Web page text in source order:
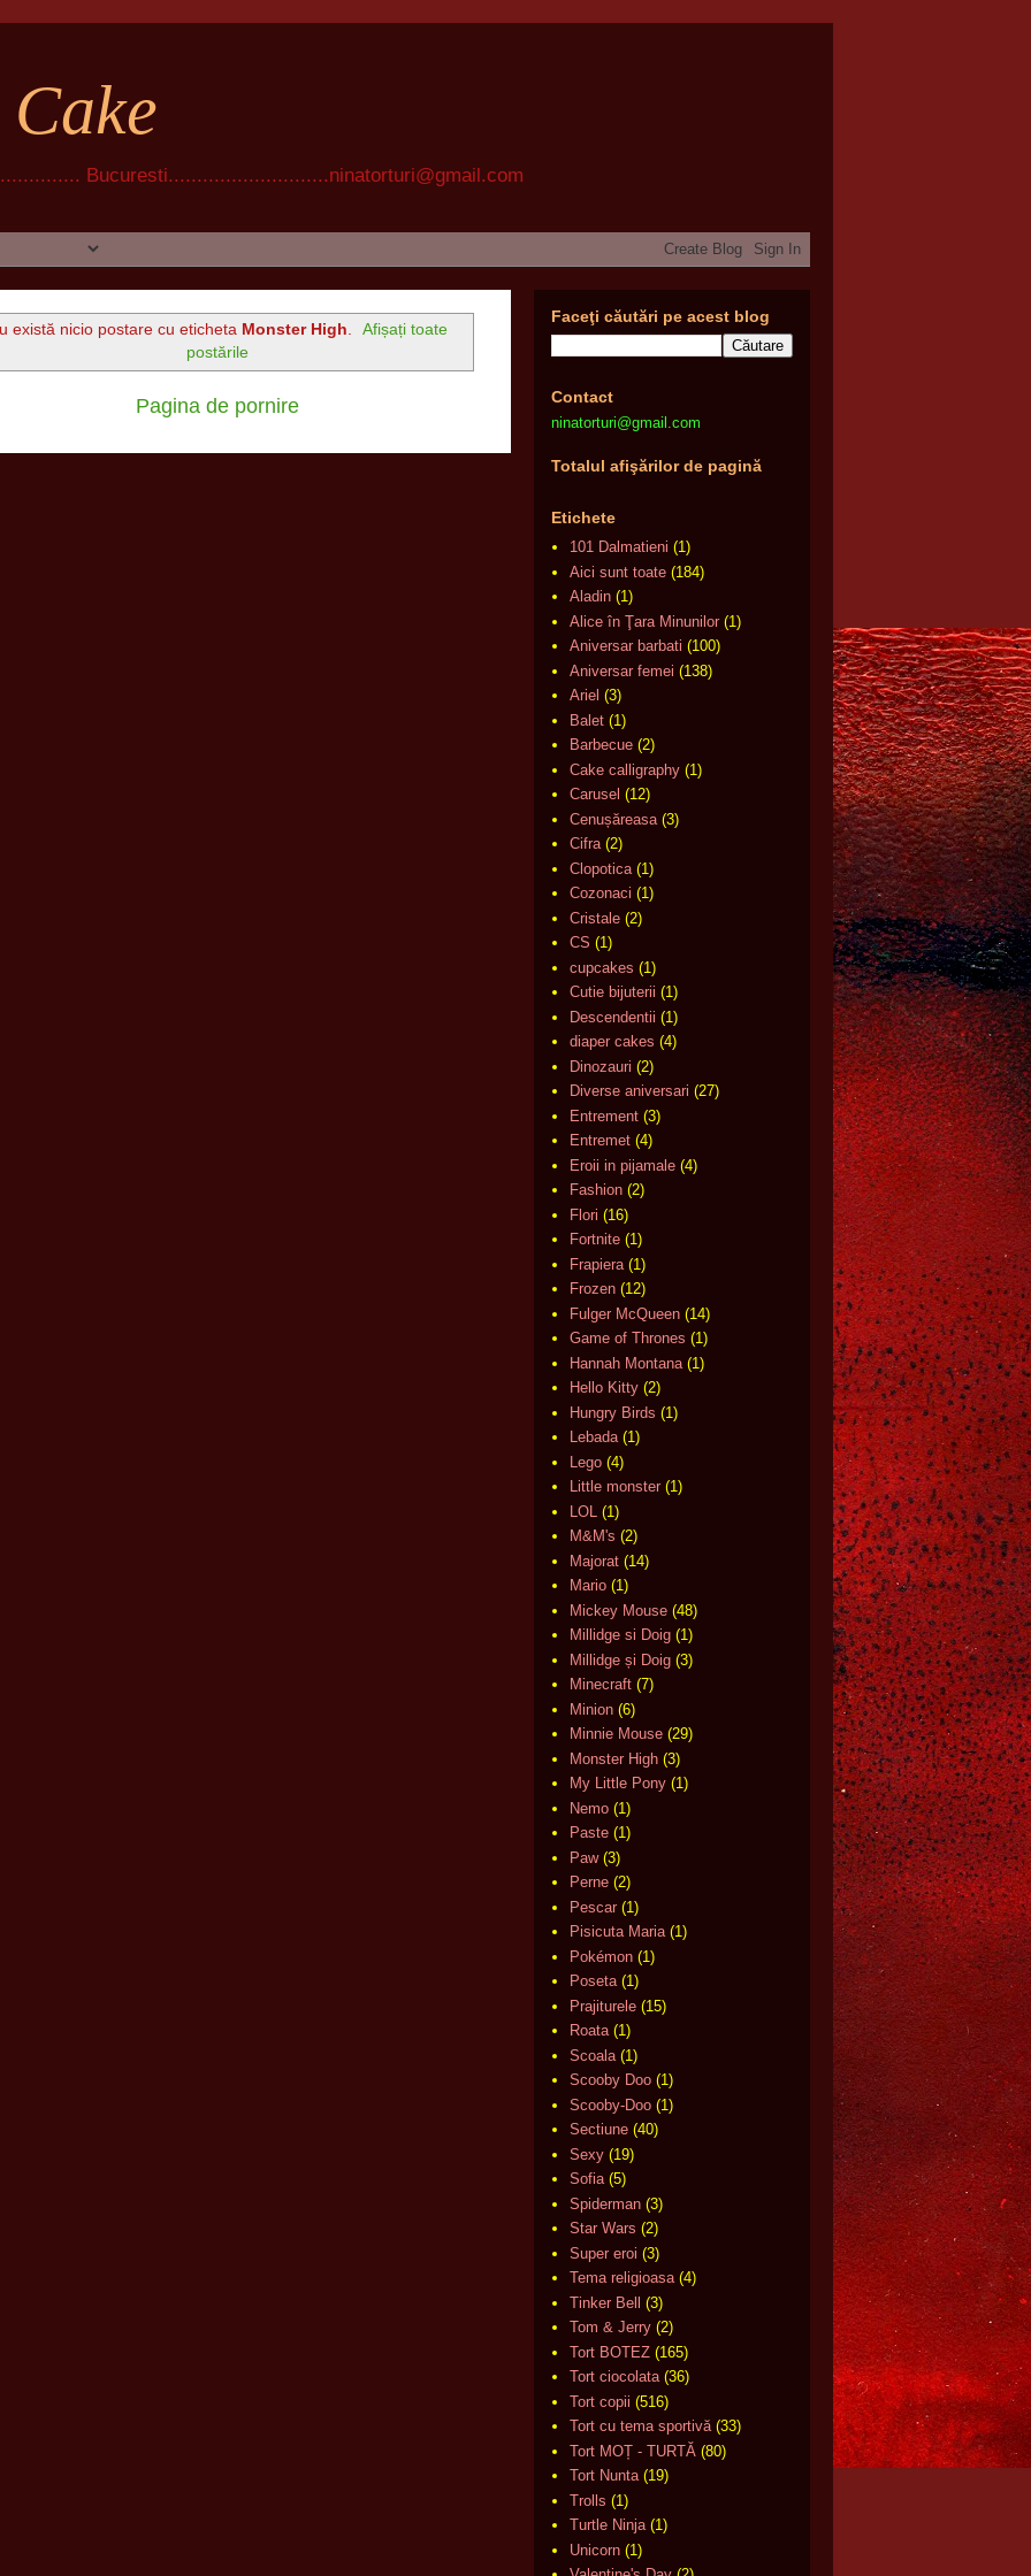
Bucuresti............................ninatorturi@gmail.com
există nicio postare cu eticheta Monster High.
Afișați toate
postările
Pagina de pornire
Faceţi căutări pe acest blog
Contact
ninatorturi@gmail.com
Totalul afişărilor de pagină
Etichete
101 Dalmatieni (1)
Aici sunt toate (184)
Aladin (1)
Alice în Ţara Minunilor (1)
Aniversar barbati (100)
Aniversar femei (138)
Ariel (3)
Balet (1)
Barbecue (2)
Cake calligraphy (1)
Carusel (12)
Cenușăreasa (3)
Cifra (2)
Clopotica (1)
Cozonaci (1)
Cristale (2)
CS (1)
cupcakes (1)
Cutie bijuterii (1)
Descendentii (1)
diaper cakes (4)
Dinozauri (2)
Diverse aniversari (27)
Entrement (3)
Entremet (4)
Eroii in pijamale (4)
Fashion (2)
Flori (16)
Fortnite (1)
Frapiera (1)
Frozen (12)
Fulger McQueen (14)
Game of Thrones (1)
Hannah Montana (1)
Hello Kitty (2)
Hungry Birds (1)
Lebada (1)
Lego (4)
Little monster (1)
LOL
(1)
M&M's (2)
Majorat (14)
Mario (1)
Mickey Mouse (48)
Millidge si Doig (1)
Millidge și Doig (3)
Minecraft (7)
Minion (6)
Minnie Mouse (29)
Monster High (3)
My Little Pony (1)
Nemo (1)
Paste (1)
Paw (3)
Perne (2)
Pescar (1)
Pisicuta Maria (1)
Pokémon (1)
Poseta (1)
Prajiturele (15)
Roata (1)
Scoala (1)
Scooby Doo (1)
Scooby-Doo (1)
Sectiune (40)
Sexy (19)
Sofia (5)
Spiderman (3)
Star Wars (2)
Super eroi (3)
Tema religioasa (4)
Tinker Bell
(3)
Tom & Jerry (2)
Tort BOTEZ (165)
Tort ciocolata (36)
Tort copii (516)
Tort cu tema sportivă (33)
Tort MOȚ - TURTĂ (80)
Tort Nunta (19)
Trolls (1)
Turtle Ninja (1)
Unicorn (1)